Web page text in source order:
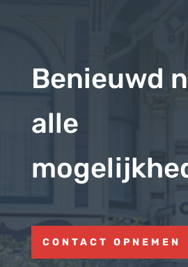
Benieuwd
alle
CONTACT OPNEMEN